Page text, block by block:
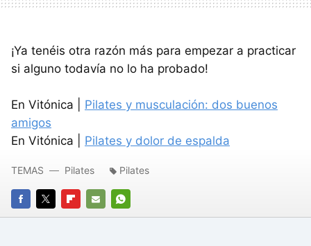
¡Ya tenéis otra razón más para empezar a practicar
si alguno todavía no lo ha probado!
En Vitónica | Pilates y musculación: dos buenos
amigos
En Vitónica | Pilates y dolor de espalda
FACEBOOK
TWITTERFLIPBOARD
E-
WHATSAPP
TEMAS Pilates Pilates